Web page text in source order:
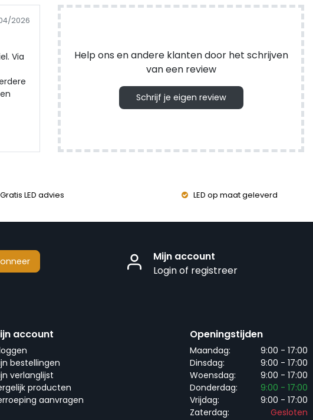
2026
Via
Help ons en andere klanten door het schrijven
van een review
Schrijf je eigen review
Gratis LED advies LED op maat geleverd
Mijn account
Login of registreer
account
bestellingen
verlanglijst
producten
aanvragen
Openingstijden
Maandag:
9:00 - 17:00
Dinsdag:
9:00 - 17:00
Woensdag:
9:00 - 17:00
Donderdag:
9:00 - 17:00
Vrijdag:
9:00 - 17:00
Zaterdag:
Gesloten